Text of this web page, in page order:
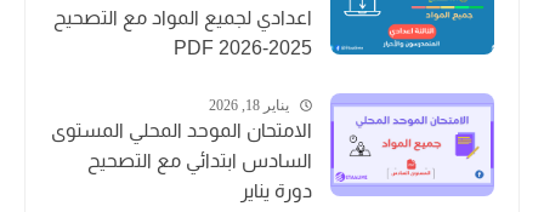
اعدادي لجميع المواد مع التصحيح
2025-2026 PDF
يناير 18, 2026
الامتحان الموحد المحلي المستوى
السادس ابتدائي مع التصحيح
دورة يناير